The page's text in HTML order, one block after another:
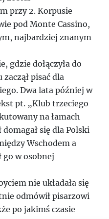
przy 2. Korpusie
pod Monte Cassino,
najbardziej znanym
gdzie dołączyła do
pisać dla
Dwa lata później w
pt. „Klub trzeciego
na łamach
się dla Polski
Wschodem a
go w osobnej
nie układała się
odmówił pisarzowi
po jakimś czasie